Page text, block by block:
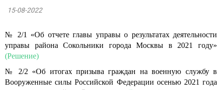
15-08-2022
№ 2/1 «Об отчете главы управы о результатах деятельности
управы района Сокольники города Москвы в 2021 году»
(Решение)
№ 2/2 «Об итогах призыва граждан на военную службу в
Вооруженные силы Российской Федерации осенью 2021 года